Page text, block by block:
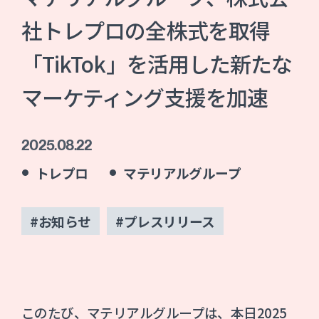
社トレプロの全株式を取得
「TikTok」を活用した新たな
マーケティング支援を加速
2025.08.22
トレプロ マテリアルグループ
#お知らせ #プレスリリース
このたび、マテリアルグループは、本日2025